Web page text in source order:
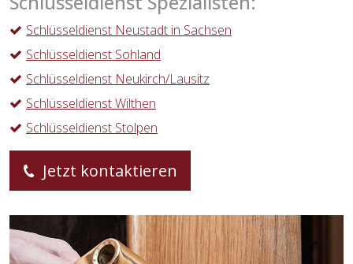
Schlüsseldienst Neustadt in Sachsen
Schlüsseldienst Sohland
Schlüsseldienst Neukirch/Lausitz
Schlüsseldienst Wilthen
Schlüsseldienst Stolpen
Jetzt kontaktieren